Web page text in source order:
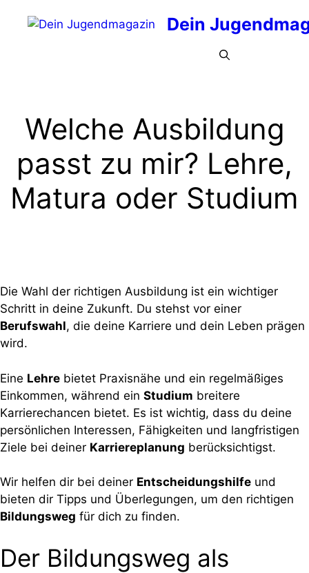
Inhalt
Dein
Welche Ausbildung
passt zu mir? Lehre,
Matura oder Studium
Die Wahl der richtigen Ausbildung ist ein wichtiger
Schritt in deine Zukunft. Du stehst vor einer
Berufswahl, die deine Karriere und dein Leben prägen
wird.
Eine Lehre bietet Praxisnähe und ein regelmäßiges
Einkommen, während ein Studium breitere
Karrierechancen bietet. Es ist wichtig, dass du deine
persönlichen Interessen, Fähigkeiten und langfristigen
Ziele bei deiner Karriereplanung berücksichtigst.
Wir helfen dir bei deiner Entscheidungshilfe und
bieten dir Tipps und Überlegungen, um den richtigen
Bildungsweg für dich zu finden.
Der Bildungsweg als